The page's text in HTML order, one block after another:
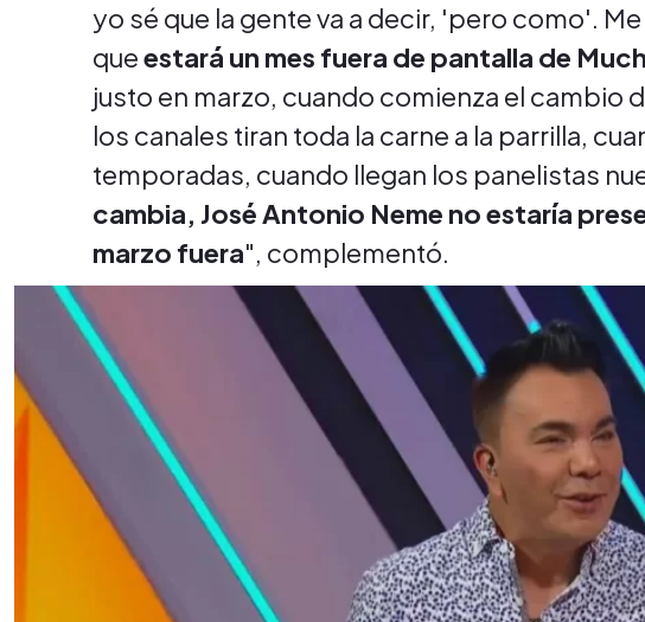
yo sé que la gente va a decir, 'pero como'.
queestará un mes fuera de pantalla de
justo en marzo, cuando comienza el cambio
los canales tiran toda la carne a la parrilla,
temporadas, cuando llegan los panelistas
cambia, José Antonio Neme no estaría
marzo fuera", complementó.